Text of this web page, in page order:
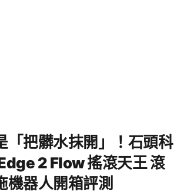
「把髒水抹開」！石頭科
2 Flow 搖滾天王 滾
機器人開箱評測